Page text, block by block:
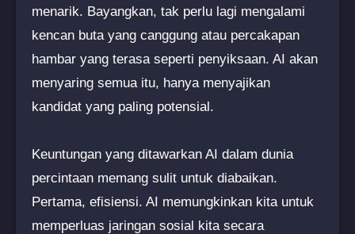
menarik. Bayangkan, tak perlu lagi mengalami
kencan buta yang canggung atau percakapan
hambar yang terasa seperti penyiksaan. AI akan
menyaring semua itu, hanya menyajikan
kandidat yang paling potensial.
Keuntungan yang ditawarkan AI dalam dunia
percintaan memang sulit untuk diabaikan.
Pertama, efisiensi. AI memungkinkan kita untuk
memperluas jaringan sosial kita secara